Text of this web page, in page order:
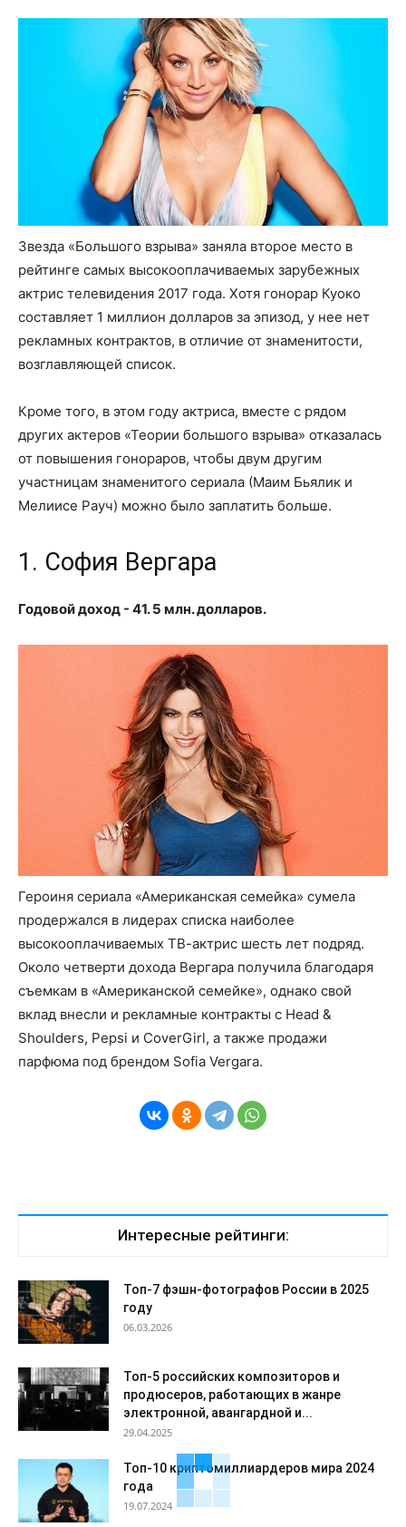
Звезда «Большого взрыва» заняла второе место в
рейтинге самых высокооплачиваемых зарубежных
актрис телевидения 2017 года. Хотя гонорар Куоко
составляет 1 миллион долларов за эпизод, у нее нет
рекламных контрактов, в отличие от знаменитости,
возглавляющей список.
Кроме того, в этом году актриса, вместе с рядом
других актеров «Теории большого взрыва» отказалась
от повышения гонораров, чтобы двум другим
участницам знаменитого сериала (Маим Бьялик и
Мелиисе Рауч) можно было заплатить больше.
1. София Вергара
Годовой доход - 41. 5 млн. долларов.
Героиня сериала «Американская семейка» сумела
продержался в лидерах списка наиболее
высокооплачиваемых ТВ-актрис шесть лет подряд.
Около четверти дохода Вергара получила благодаря
съемкам в «Американской семейке», однако свой
вклад внесли и рекламные контракты с Head &
Shoulders, Pepsi и CoverGirl, а также продажи
парфюма под брендом Sofia Vergara.
Интересные рейтинги:
Топ-7 фэшн-фотографов России в 2025
году
06.03.2026
Топ-5 российских композиторов и
продюсеров, работающих в жанре
электронной, авангардной и...
29.04.2025
Топ-10 криптомиллиардеров мира 2024
года
19.07.2024